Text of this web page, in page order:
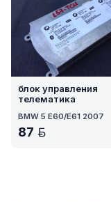
блок управления
телематика
BMW 5 E60/E61 2007
87